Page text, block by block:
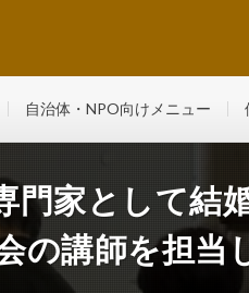
自治体・NPO向けメニュー
門家として結
の講師を担当